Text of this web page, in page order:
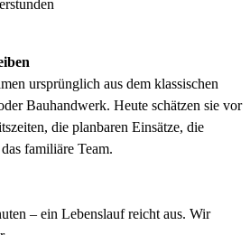
ursprünglich aus dem klassischen
Bauhandwerk. Heute schätzen sie vor
die planbaren Einsätze, die
familiäre Team.
– ein Lebenslauf reicht aus. Wir